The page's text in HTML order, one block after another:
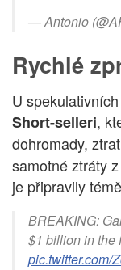
— Antonio
Rychlé
U
Short-selleri,
dohromady,
samotné ztráty
je připravily
BREAKING:
$1 billion in the
pic.twitter.com/